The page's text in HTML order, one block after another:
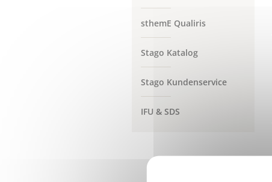
sthemE Qualiris
Stago Katalog
Stago Kundenservice
IFU & SDS